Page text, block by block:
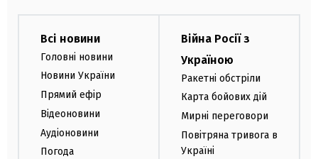
Всі новини
Головні новини
Новини України
Прямий ефір
Відеоновини
Аудіоновини
Погода
Війна Росії з
Україною
Ракетні обстріли
Карта бойових дій
Мирні переговори
Повітряна тривога в
Україні